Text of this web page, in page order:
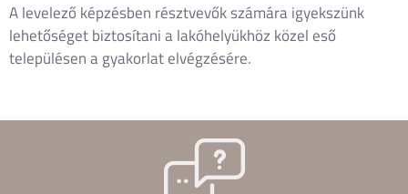
A levelező képzésben résztvevők számára igyekszünk
lehetőséget biztosítani a lakóhelyükhöz közel eső
településen a gyakorlat elvégzésére.